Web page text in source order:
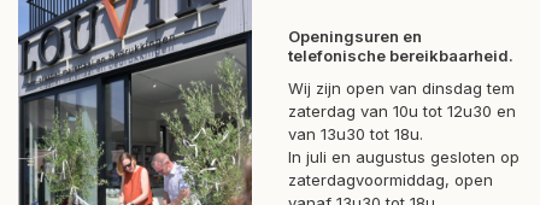
Openingsuren en
telefonische bereikbaarheid.
Wij zijn open van dinsdag tem
zaterdag van 10u tot 12u30 en
van 13u30 tot 18u.
In juli en augustus gesloten op
zaterdagvoormiddag, open